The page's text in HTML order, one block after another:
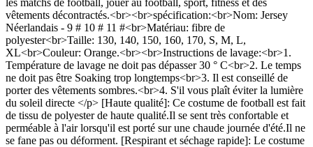
vêtements décontractés.<br><br>spécification:<br>Nom: Jersey
Néerlandais - 9 # 10 # 11 #<br>Matériau: fibre de
polyester<br>Taille: 130, 140, 150, 160, 170, S, M, L,
XL<br>Couleur: Orange.<br><br>Instructions de lavage:<br>1.
Température de lavage ne doit pas dépasser 30 ° C<br>2. Le temps
ne doit pas être Soaking trop longtemps<br>3. Il est conseillé de
porter des vêtements sombres.<br>4. S'il vous plaît éviter la lumière
du soleil directe </p> [Haute qualité]: Ce costume de football est fait
de tissu de polyester de haute qualité.Il se sent très confortable et
perméable à l'air lorsqu'il est porté sur une chaude journée d'été.Il ne
se fane pas ou déforment. [Respirant et séchage rapide]: Le costume